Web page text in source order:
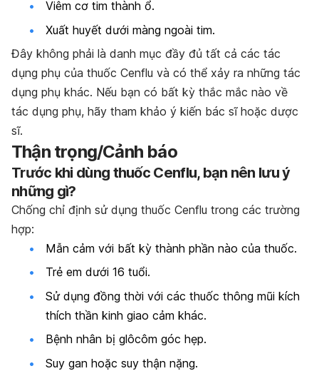
Viêm cơ tim thành ổ.
Xuất huyết dưới màng ngoài tim.
Đây không phải là danh mục đầy đủ tất cả các tác
dụng phụ của thuốc Cenflu và có thể xảy ra những tác
dụng phụ khác. Nếu bạn có bất kỳ thắc mắc nào về
tác dụng phụ, hãy tham khảo ý kiến bác sĩ hoặc dược
sĩ.
Thận trọng/Cảnh báo
Trước khi dùng thuốc Cenflu, bạn nên lưu ý
những gì?
Chống chỉ định sử dụng thuốc Cenflu trong các trường
hợp:
Mẫn cảm với bất kỳ thành phần nào của thuốc.
Trẻ em dưới 16 tuổi.
Sử dụng đồng thời với các thuốc thông mũi kích
thích thần kinh giao cảm khác.
Bệnh nhân bị glôcôm góc hẹp.
Suy gan hoặc suy thận nặng.